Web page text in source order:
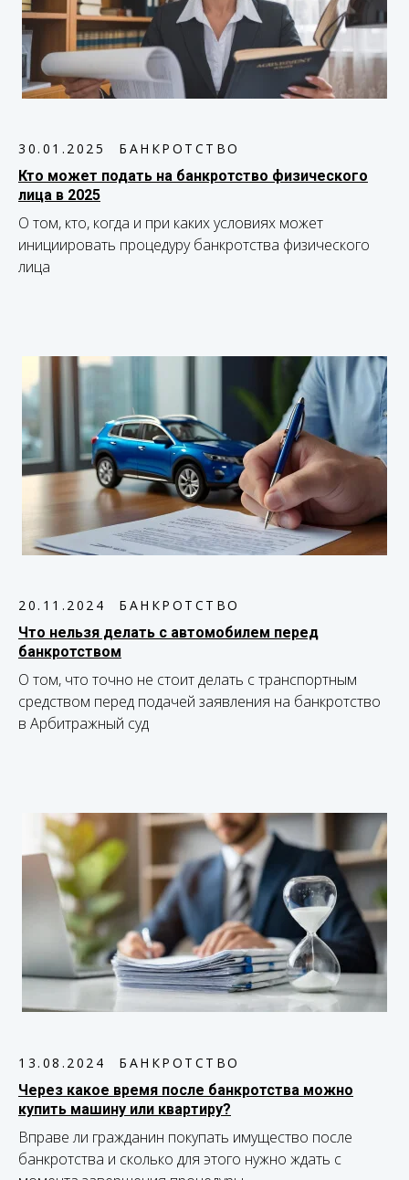
30.01.2025
БАНКРОТСТВО
Кто может подать на банкротство физического
лица в 2025
О том, кто, когда и при каких условиях может
инициировать процедуру банкротства физического
лица
20.11.2024
БАНКРОТСТВО
Что нельзя делать с автомобилем перед
банкротством
О том, что точно не стоит делать с транспортным
средством перед подачей заявления на банкротство
в Арбитражный суд
13.08.2024
БАНКРОТСТВО
Через какое время после банкротства можно
купить машину или квартиру?
Вправе ли гражданин покупать имущество после
банкротства и сколько для этого нужно ждать с